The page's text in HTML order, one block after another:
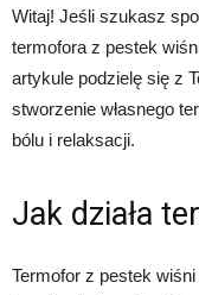
Witaj! Jeśli szukasz
termofora z pestek
artykule podzielę się z
stworzenie własnego
bólu i relaksacji.
Jak działa
Termofor z pestek